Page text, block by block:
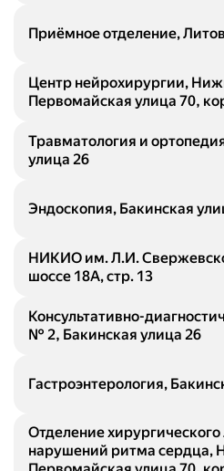
Приёмное отделение,
Центр нейрохирургии,
Первомайская улица 70,
Травматология и
улица 26
Эндоскопия, Бакинская
НИКИО им. Л.И.
шоссе 18А, стр. 13
Консультативно-
№ 2, Бакинская улица 26
Гастроэнтерология,
Отделение хирургического
нарушений ритма сердца,